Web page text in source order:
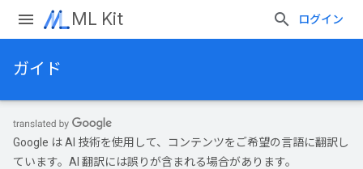
ML Kit ログイン
ガイド
Google は AI 技術を使用して、コンテンツをご希望の言語に翻訳し
ています。AI 翻訳には誤りが含まれる場合があります。